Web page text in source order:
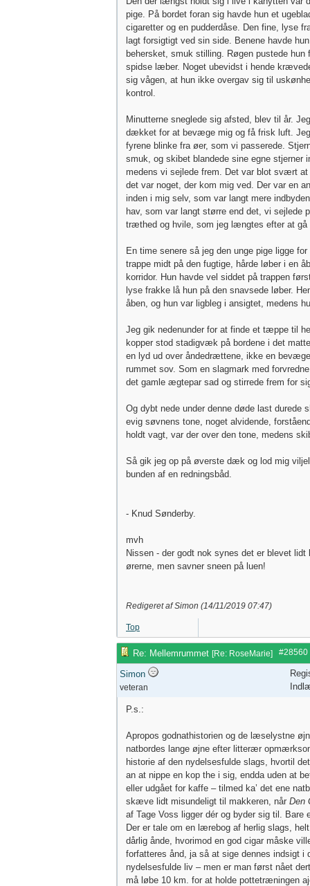
pige. På bordet foran sig havde hun et
cigaretter og en pudderdåse. Den fine, lyse
lagt forsigtigt ved sin side. Benene havde
behersket, smuk stilling. Røgen pustede hun
spidse læber. Noget ubevidst i hende
sig vågen, at hun ikke overgav sig til
kontrol.
Minutterne sneglede sig afsted, blev til år.
dækket for at bevæge mig og få frisk luft.
fyrene blinke fra øer, som vi passerede.
smuk, og skibet blandede sine egne stjerner
medens vi sejlede frem. Det var blot svært at
det var noget, der kom mig ved. Der var en
inden i mig selv, som var langt mere
hav, som var langt større end det, vi sejlede
træthed og hvile, som jeg længtes efter at gå
En time senere så jeg den unge pige ligge
trappe midt på den fugtige, hårde løber i en
korridor. Hun havde vel siddet på trappen
lyse frakke lå hun på den snavsede løber.
åben, og hun var ligbleg i ansigtet, medens
Jeg gik nedenunder for at finde et tæppe til
kopper stod stadigvæk på bordene i det
en lyd ud over åndedrættene, ikke en
rummet sov. Som en slagmark med
det gamle ægtepar sad og stirrede frem for
Og dybt nede under denne døde last durede
evig søvnens tone, noget alvidende,
holdt vagt, var der over den tone, medens
Så gik jeg op på øverste dæk og lod mig
bunden af en redningsbåd.
- Knud Sønderby.
mvh
Nissen - der godt nok synes det er blevet lidt
ørerne, men savner sneen på luen!
Redigeret af Simon (14/11/2019 07:47)
Top
#28560
Re: Mellemrummet [Re: RoseMarie]
Simon
veteran
P.s.:
Apropos godnathistorien og de læselystne
natbordes lange øjne efter litterær
historie af den nydelsesfulde slags, hvortil
an at nippe en kop the i sig, endda uden at
eller udgået for kaffe – tilmed ka’ det ene
skæve lidt misundeligt til makkeren, når Den
af Tage Voss ligger dér og byder sig til. Bare
Der er tale om en lærebog af herlig slags,
dårlig ånde, hvorimod en god cigar måske
forfatteres ånd, ja så at sige dennes indsigt i
nydelsesfulde liv – men er man først nået
må løbe 10 km. for at holde pottetræningen